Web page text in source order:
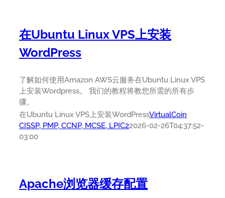
在Ubuntu Linux VPS上安装
WordPress
了解如何使用Amazon AWS云服务在Ubuntu Linux VPS
上安装Wordpress。 我们的教程将教您所需的所有步
骤。
在Ubuntu Linux VPS上安装WordPressVirtualCoin
CISSP, PMP, CCNP, MCSE, LPIC22026-02-26T04:37:52-
03:00
Apache浏览器缓存配置